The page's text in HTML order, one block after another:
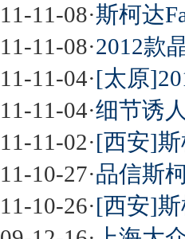
11-11-08·斯柯达
11-11-08·2012款
11-11-04·[太原
11-11-04·细节诱
11-11-02·[西安]
11-10-27·品信斯
11-10-26·[西安]